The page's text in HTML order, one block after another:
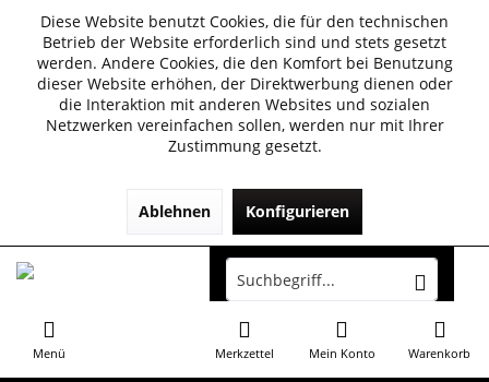
Diese Website benutzt Cookies, die für den technischen
Betrieb der Website erforderlich sind und stets gesetzt
werden. Andere Cookies, die den Komfort bei Benutzung
dieser Website erhöhen, der Direktwerbung dienen oder
die Interaktion mit anderen Websites und sozialen
Netzwerken vereinfachen sollen, werden nur mit Ihrer
Zustimmung gesetzt.
Ablehnen Konfigurieren
Menü Warenkorb
Merkzettel Mein Konto